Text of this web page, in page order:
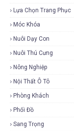
Lựa Chọn Trang Phục
Móc Khóa
Nuôi Dạy Con
Nuôi Thú Cưng
Nông Nghiệp
Nội Thất Ô Tô
Phòng Khách
Phối Đồ
Sang Trọng